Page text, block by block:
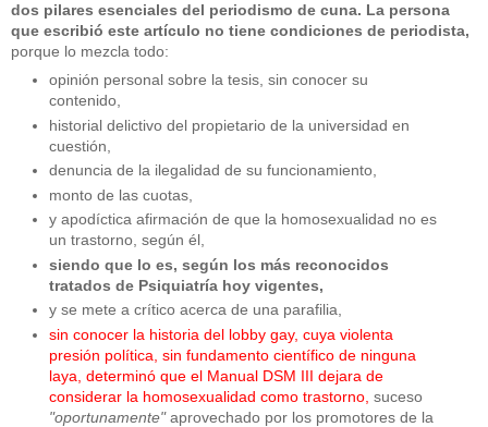
dos pilares esenciales del periodismo de cuna. La persona
que escribió este artículo no tiene condiciones de periodista,
porque lo mezcla todo:
opinión personal sobre la tesis, sin conocer su
contenido,
historial delictivo del propietario de la universidad en
cuestión,
denuncia de la ilegalidad de su funcionamiento,
monto de las cuotas,
y apodíctica afirmación de que la homosexualidad no es
un trastorno, según él,
siendo que lo es, según los más reconocidos
tratados de Psiquiatría hoy vigentes,
y se mete a crítico acerca de una parafilia,
sin conocer la historia del lobby gay, cuya violenta
presión política, sin fundamento científico de ninguna
laya, determinó que el Manual DSM III dejara de
considerar la homosexualidad como trastorno, suceso
"oportunamente"aprovechado por los promotores de la